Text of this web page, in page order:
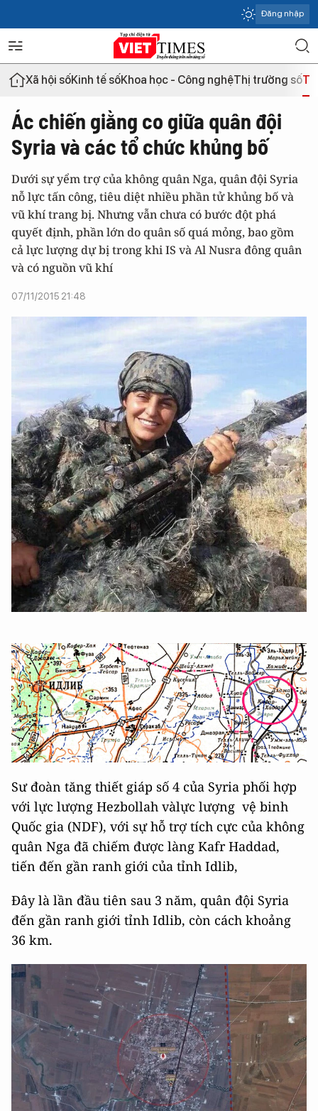
Đăng nhập
Xã hội sốKinh tế sốKhoa học - Công nghệThị trường số
Ác chiến giằng co giữa quân đội
Syria và các tổ chức khủng bố
Dưới sự yểm trợ của không quân Nga, quân đội Syria
nỗ lực tấn công, tiêu diệt nhiều phần tử khủng bố và
vũ khí trang bị. Nhưng vẫn chưa có bước đột phá
quyết định, phần lớn do quân số quá mỏng, bao gồm
cả lực lượng dự bị trong khi IS và Al Nusra đông quân
và có nguồn vũ khí
07/11/2015 21:48
Sư đoàn tăng thiết giáp số 4 của Syria phối hợp
với lực lượng Hezbollah vàlực lượng vệ binh
Quốc gia (NDF), với sự hỗ trợ tích cực của không
quân Nga đã chiếm được làng Kafr Haddad,
tiến đến gần ranh giới của tỉnh Idlib,
Đây là lần đầu tiên sau 3 năm, quân đội Syria
đến gần ranh giới tỉnh Idlib, còn cách khoảng
36 km.